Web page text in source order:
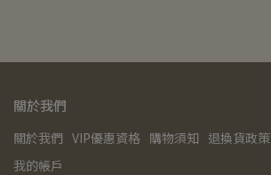
關於我們
關於我們 VIP優惠資格 購物須知 退換貨政策
我的帳戶